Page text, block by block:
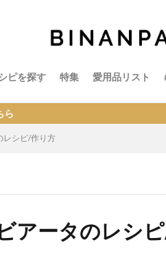
ピを探す 特集 愛用品リスト
レシピ/作り方
アータのレシ